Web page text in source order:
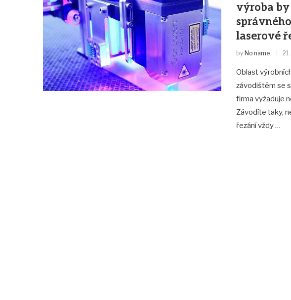
výroba
laserové
by No name
Oblast
závodištěm se
firma vyžaduje
Závodíte taky,
řezání vždy …